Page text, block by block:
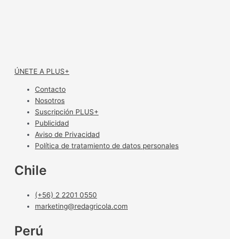
ÚNETE A PLUS+
Contacto
Nosotros
Suscripción PLUS+
Publicidad
Aviso de Privacidad
Política de tratamiento de datos personales
Chile
(+56) 2 2201 0550
marketing@redagricola.com
Perú